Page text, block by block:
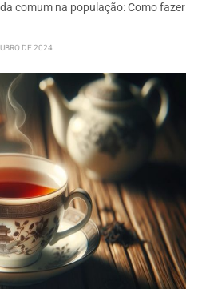
comum na população: Como fazer
DE 2024